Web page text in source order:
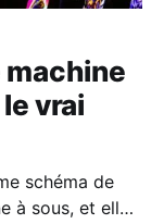
machine
vrai
schéma de
à sous, et elle